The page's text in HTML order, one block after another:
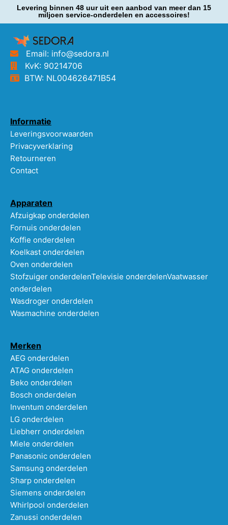
Levering binnen 48 uur uit een aanbod van meer dan 15
miljoen service-onderdelen en accessoires!
Email: info@sedora.nl
KvK: 90214706
BTW: NL004626471B54
Informatie
Leveringsvoorwaarden
Privacyverklaring
Retourneren
Contact
Apparaten
Afzuigkap onderdelen
Fornuis onderdelen
Koffie onderdelen
Koelkast onderdelen
Oven onderdelen
Stofzuiger onderdelenTelevisie onderdelenVaatwasser
onderdelen
Wasdroger onderdelen
Wasmachine onderdelen
Merken
AEG onderdelen
ATAG onderdelen
Beko onderdelen
Bosch onderdelen
Inventum onderdelen
LG onderdelen
Liebherr onderdelen
Miele onderdelen
Panasonic onderdelen
Samsung onderdelen
Sharp onderdelen
Siemens onderdelen
Whirlpool onderdelen
Zanussi onderdelen